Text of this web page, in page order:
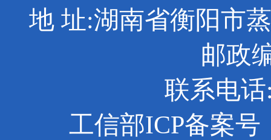
地 址:湖南省衡阳市
邮政
联系电话
工信部ICP备案号